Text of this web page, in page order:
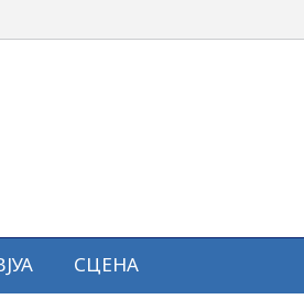
СЦЕНА